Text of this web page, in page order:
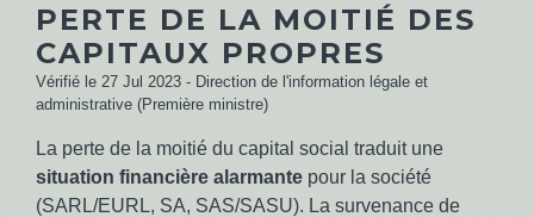
PERTE DE LA MOITIÉ DES
CAPITAUX PROPRES
Vérifié le 27 Jul 2023 - Direction de l'information légale et
administrative (Première ministre)
La perte de la moitié du capital social traduit une
situation financière alarmante pour la société
(SARL/EURL, SA, SAS/SASU). La survenance de